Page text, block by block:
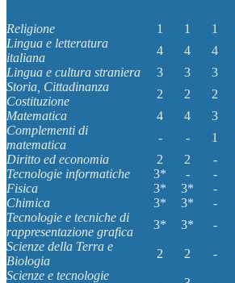
Religione 1 1 1
Lingua e letteratura
italiana
4 4 4
Lingua e cultura straniera
3 3 3
Storia, Cittadinanza
Costituzione
2 2 2
Matematica
4 4 3
Complementi di
matematica
- - 1
Diritto ed economia
2 2 -
Tecnologie informatiche
3* - -
Fisica
3* 3* -
Chimica
3* 3* -
Tecnologie e tecniche di
rappresentazione grafica
3* 3* -
Scienze della Terra e
Biologia
2 2 -
Scienze e tecnologie